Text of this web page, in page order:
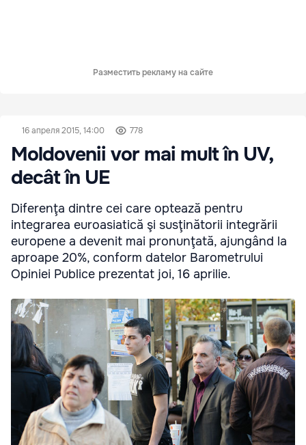
Разместить рекламу на сайте
16 апреля 2015, 14:00 778
Moldovenii vor mai mult în UV,
decât în UE
Diferenţa dintre cei care optează pentru
integrarea euroasiatică şi susţinătorii integrării
europene a devenit mai pronunţată, ajungând la
aproape 20%, conform datelor Barometrului
Opiniei Publice prezentat joi, 16 aprilie.